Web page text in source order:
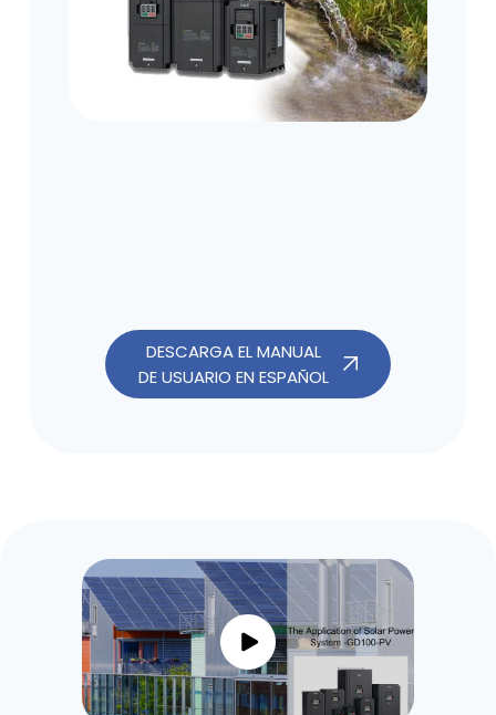
DESCARGA EL MANUAL
DE USUARIO EN ESPAÑOL